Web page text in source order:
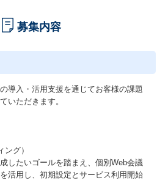
募集内容
導入・活用支援を通じてお客様の課題
いただきます。
グ）
したいゴールを踏まえ、個別Web会議
活用し、初期設定とサービス利用開始